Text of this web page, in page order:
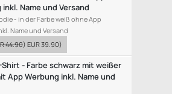
Name und Versand
- in der Farbe weiß ohne App
Name und Versand
44.90) EUR 39.90)
Shirt - Farbe schwarz mit weißer
App Werbung inkl. Name und